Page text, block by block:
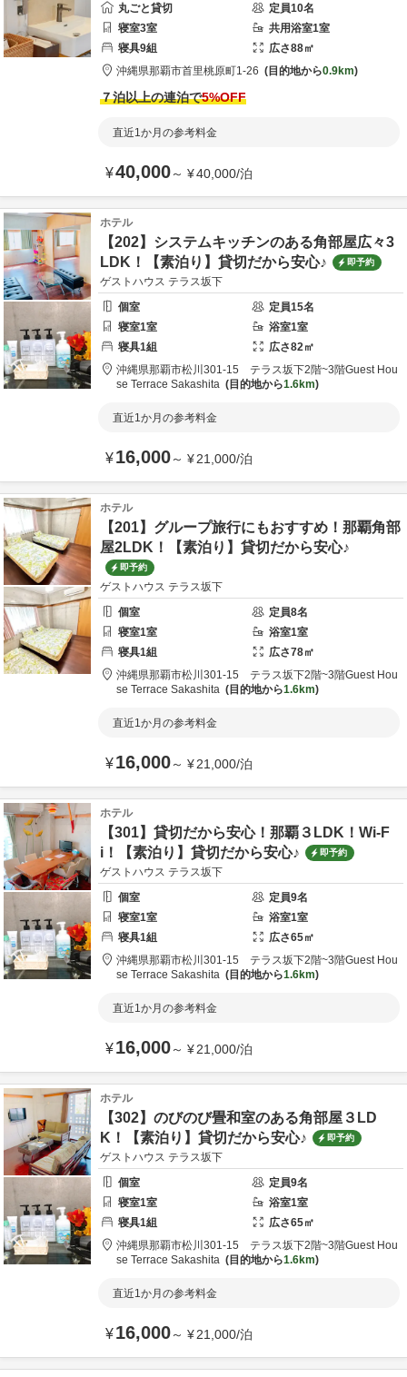
丸ごと貸切 定員10名
寝室3室 共用浴室1室
寝具9組 広さ88㎡
沖縄県那覇市首里桃原町1-26 目的地から0.9km
７泊以上の連泊で5%OFF
直近1か月の参考料金
¥40,000～ ¥40,000/泊
ホテル
【202】システムキッチンのある角部屋広々3
LDK！【素泊り】貸切だから安心♪
即予約
ゲストハウス テラス坂下
個室
定員15名
寝室1室 浴室1室
寝具1組 広さ82㎡
沖縄県那覇市松川301-15 テラス坂下2階~3階Guest Hou
se Terrace Sakashita
目的地から1.6km
直近1か月の参考料金
¥16,000～ ¥21,000/泊
ホテル
【201】グループ旅行にもおすすめ！那覇角部
屋2LDK！【素泊り】貸切だから安心♪
即予約
ゲストハウス テラス坂下
個室
定員8名
寝室1室 浴室1室
寝具1組 広さ78㎡
沖縄県那覇市松川301-15 テラス坂下2階~3階Guest Hou
se Terrace Sakashita
目的地から1.6km
直近1か月の参考料金
¥16,000～ ¥21,000/泊
ホテル
【301】貸切だから安心！那覇３LDK！Wi-F
i！【素泊り】貸切だから安心♪
即予約
ゲストハウス テラス坂下
個室
定員9名
寝室1室 浴室1室
寝具1組 広さ65㎡
沖縄県那覇市松川301-15 テラス坂下2階~3階Guest Hou
se Terrace Sakashita
目的地から1.6km
直近1か月の参考料金
¥16,000～ ¥21,000/泊
ホテル
【302】のびのび畳和室のある角部屋３LD
K！【素泊り】貸切だから安心♪
即予約
ゲストハウス テラス坂下
個室
定員9名
寝室1室 浴室1室
寝具1組 広さ65㎡
沖縄県那覇市松川301-15 テラス坂下2階~3階Guest Hou
se Terrace Sakashita
目的地から1.6km
直近1か月の参考料金
¥16,000～ ¥21,000/泊